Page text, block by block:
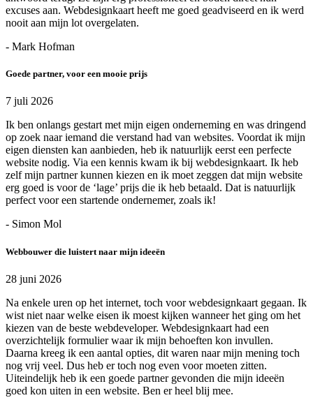
excuses aan. Webdesignkaart heeft me goed geadviseerd en ik werd
nooit aan mijn lot overgelaten.
- Mark Hofman
Goede partner, voor een mooie prijs
7 juli 2026
Ik ben onlangs gestart met mijn eigen onderneming en was dringend
op zoek naar iemand die verstand had van websites. Voordat ik mijn
eigen diensten kan aanbieden, heb ik natuurlijk eerst een perfecte
website nodig. Via een kennis kwam ik bij webdesignkaart. Ik heb
zelf mijn partner kunnen kiezen en ik moet zeggen dat mijn website
erg goed is voor de ‘lage’ prijs die ik heb betaald. Dat is natuurlijk
perfect voor een startende ondernemer, zoals ik!
- Simon Mol
Webbouwer die luistert naar mijn ideeën
28 juni 2026
Na enkele uren op het internet, toch voor webdesignkaart gegaan. Ik
wist niet naar welke eisen ik moest kijken wanneer het ging om het
kiezen van de beste webdeveloper. Webdesignkaart had een
overzichtelijk formulier waar ik mijn behoeften kon invullen.
Daarna kreeg ik een aantal opties, dit waren naar mijn mening toch
nog vrij veel. Dus heb er toch nog even voor moeten zitten.
Uiteindelijk heb ik een goede partner gevonden die mijn ideeën
goed kon uiten in een website. Ben er heel blij mee.